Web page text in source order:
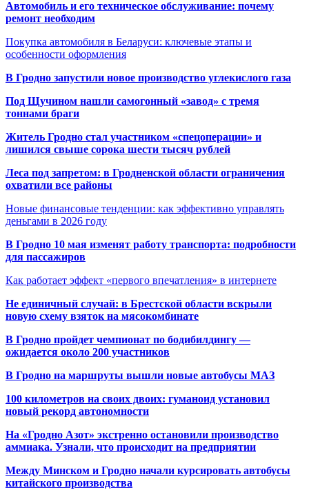
Автомобиль и его техническое обслуживание: почему
ремонт необходим
Покупка автомобиля в Беларуси: ключевые этапы и
особенности оформления
В Гродно запустили новое производство углекислого газа
Под Щучином нашли самогонный «завод» с тремя
тоннами браги
Житель Гродно стал участником «спецоперации» и
лишился свыше сорока шести тысяч рублей
Леса под запретом: в Гродненской области ограничения
охватили все районы
Новые финансовые тенденции: как эффективно управлять
деньгами в 2026 году
В Гродно 10 мая изменят работу транспорта: подробности
для пассажиров
Как работает эффект «первого впечатления» в интернете
Не единичный случай: в Брестской области вскрыли
новую схему взяток на мясокомбинате
В Гродно пройдет чемпионат по бодибилдингу —
ожидается около 200 участников
В Гродно на маршруты вышли новые автобусы МАЗ
100 километров на своих двоих: гуманоид установил
новый рекорд автономности
На «Гродно Азот» экстренно остановили производство
аммиака. Узнали, что происходит на предприятии
Между Минском и Гродно начали курсировать автобусы
китайского производства